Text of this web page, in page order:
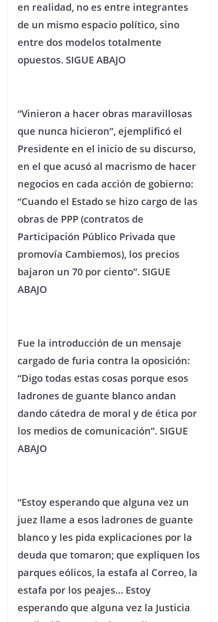
en realidad, no es entre integrantes
de un mismo espacio político, sino
entre dos modelos totalmente
opuestos. SIGUE ABAJO
“Vinieron a hacer obras maravillosas
que nunca hicieron”, ejemplificó el
Presidente en el inicio de su discurso,
en el que acusó al macrismo de hacer
negocios en cada acción de gobierno:
“Cuando el Estado se hizo cargo de las
obras de PPP (contratos de
Participación Público Privada que
promovía Cambiemos), los precios
bajaron un 70 por ciento”. SIGUE
ABAJO
Fue la introducción de un mensaje
cargado de furia contra la oposición:
“Digo todas estas cosas porque esos
ladrones de guante blanco andan
dando cátedra de moral y de ética por
los medios de comunicación”. SIGUE
ABAJO
“Estoy esperando que alguna vez un
juez llame a esos ladrones de guante
blanco y les pida explicaciones por la
deuda que tomaron; que expliquen los
parques eólicos, la estafa al Correo, la
estafa por los peajes… Estoy
esperando que alguna vez la Justicia